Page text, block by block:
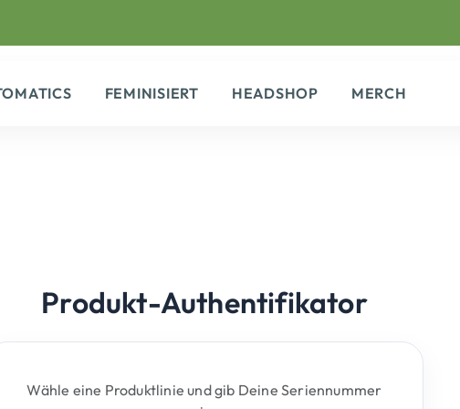
FEMINISIERT HEADSHOP
MERCH
Produkt-Authentifikator
Wähle eine Produktlinie und gib Deine Seriennummer